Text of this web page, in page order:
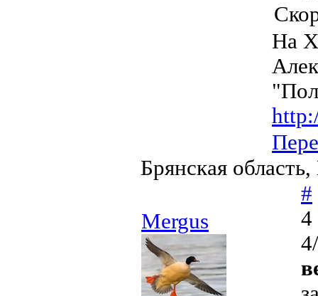
На
Брянская
Mergus
#
4